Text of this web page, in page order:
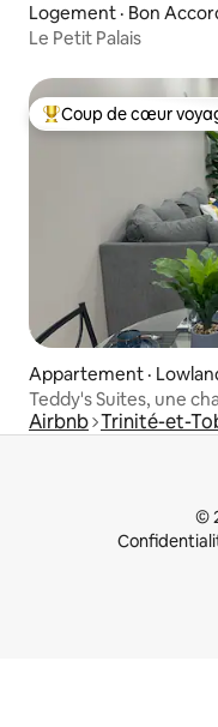
Logement · Bon
Le Petit Palais
Coup de cœur
Coup de cœur
Appartement ·
Teddy's Suites, une
Airbnb Trinité-et-
©